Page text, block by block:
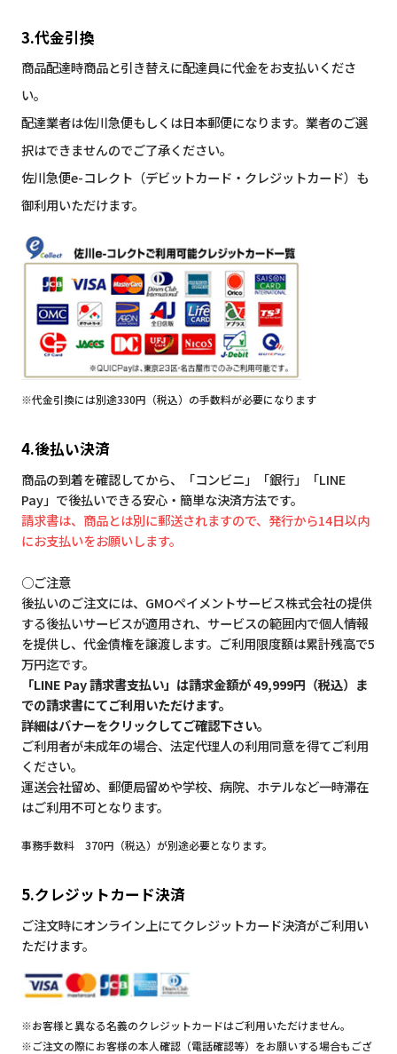
3.代金引換
商品配達時商品と引き替えに配達員に代金をお支払いくださ
い。
配達業者は佐川急便もしくは日本郵便になります。業者のご選
択はできませんのでご了承ください。
佐川急便e-コレクト（デビットカード・クレジットカード）も
御利用いただけます。
※代金引換には別途330円（税込）の手数料が必要になります
4.後払い決済
商品の到着を確認してから、「コンビニ」「銀行」「LINE
Pay」で後払いできる安心・簡単な決済方法です。
請求書は、商品とは別に郵送されますので、発行から14日以内
にお支払いをお願いします。
○ご注意
後払いのご注文には、GMOペイメントサービス株式会社の提供
する後払いサービスが適用され、サービスの範囲内で個人情報
を提供し、代金債権を譲渡します。ご利用限度額は累計残高で5
万円迄です。
「LINE Pay 請求書支払い」は請求金額が 49,999円（税込）ま
での請求書にてご利用いただけます。
詳細はバナーをクリックしてご確認下さい。
ご利用者が未成年の場合、法定代理人の利用同意を得てご利用
ください。
運送会社留め、郵便局留めや学校、病院、ホテルなど一時滞在
はご利用不可となります。
事務手数料 370円（税込）が別途必要となります。
5.クレジットカード決済
ご注文時にオンライン上にてクレジットカード決済がご利用い
ただけます。
※お客様と異なる名義のクレジットカードはご利用いただけません。
※ご注文の際にお客様の本人確認（電話確認等）をお願いする場合もござ